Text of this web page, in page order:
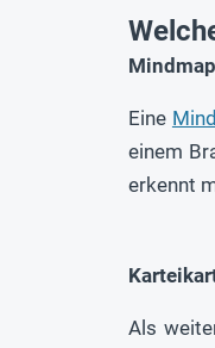
Eine
einem
erkennt
Als